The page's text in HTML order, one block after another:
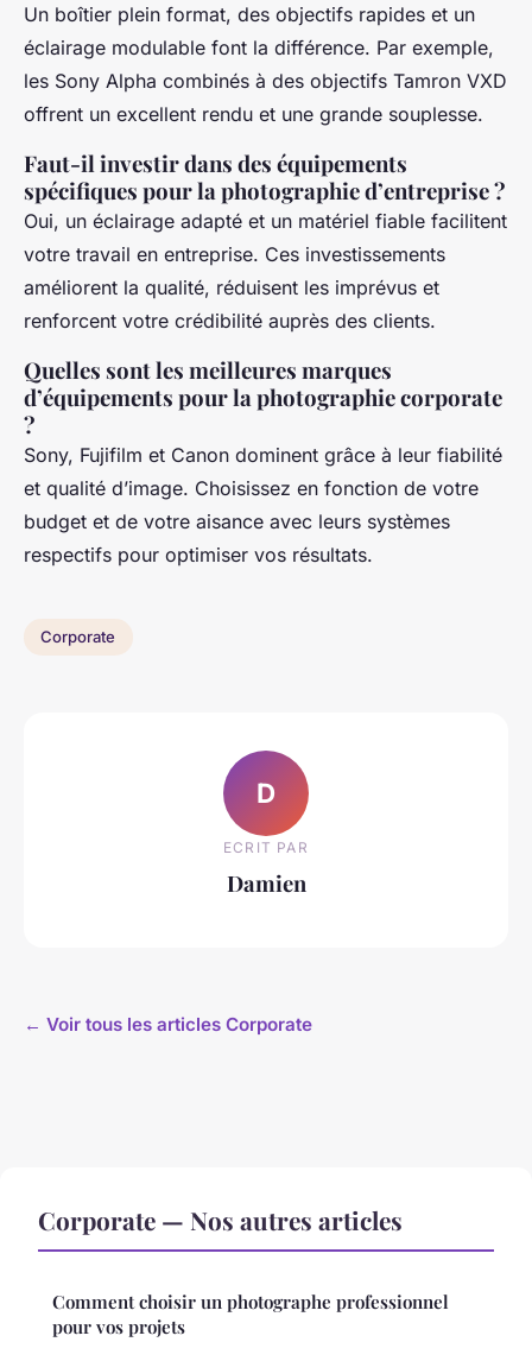
Un boîtier plein format, des objectifs rapides et un
éclairage modulable font la différence. Par exemple,
les Sony Alpha combinés à des objectifs Tamron VXD
offrent un excellent rendu et une grande souplesse.
Faut-il investir dans des équipements
spécifiques pour la photographie d’entreprise ?
Oui, un éclairage adapté et un matériel fiable facilitent
votre travail en entreprise. Ces investissements
améliorent la qualité, réduisent les imprévus et
renforcent votre crédibilité auprès des clients.
Quelles sont les meilleures marques
d’équipements pour la photographie corporate
?
Sony, Fujifilm et Canon dominent grâce à leur fiabilité
et qualité d’image. Choisissez en fonction de votre
budget et de votre aisance avec leurs systèmes
respectifs pour optimiser vos résultats.
Corporate
D
ECRIT PAR
Damien
← Voir tous les articles Corporate
Corporate — Nos autres articles
Comment choisir un photographe professionnel
pour vos projets